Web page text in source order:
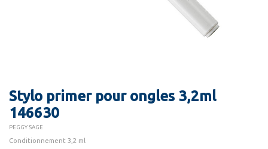
Stylo primer pour ongles 3,2ml
146630
PEGGY SAGE
Conditionnement 3,2 ml